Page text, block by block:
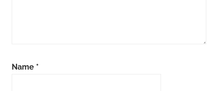
Name *